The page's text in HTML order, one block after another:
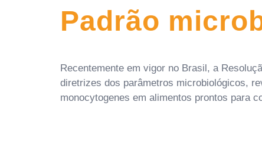
Padrão
Recentemente em vigor no Brasil, a
diretrizes dos parâmetros microbiológicos,
monocytogenes em alimentos prontos para